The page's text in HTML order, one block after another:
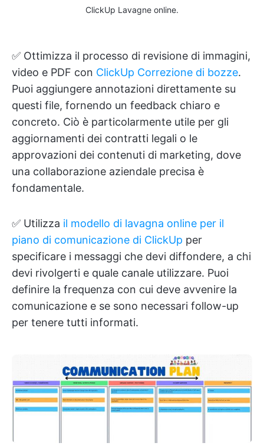
ClickUp Lavagne online.
✅ Ottimizza il processo di revisione di immagini,
video e PDF con ClickUp Correzione di bozze.
Puoi aggiungere annotazioni direttamente su
questi file, fornendo un feedback chiaro e
concreto. Ciò è particolarmente utile per gli
aggiornamenti dei contratti legali o le
approvazioni dei contenuti di marketing, dove
una collaborazione aziendale precisa è
fondamentale.
✅ Utilizza il modello di lavagna online per il
piano di comunicazione di ClickUp per
specificare i messaggi che devi diffondere, a chi
devi rivolgerti e quale canale utilizzare. Puoi
definire la frequenza con cui deve avvenire la
comunicazione e se sono necessari follow-up
per tenere tutti informati.